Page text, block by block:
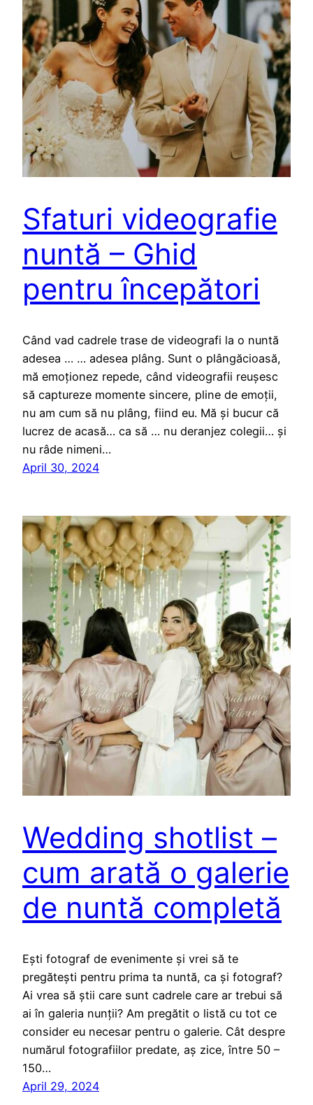
Sfaturi videografie
nuntă – Ghid
pentru începători
Când vad cadrele trase de videografi la o nuntă
adesea … … adesea plâng. Sunt o plângăcioasă,
mă emoționez repede, când videografii reușesc
să captureze momente sincere, pline de emoții,
nu am cum să nu plâng, fiind eu. Mă și bucur că
lucrez de acasă… ca să … nu deranjez colegii… și
nu râde nimeni…
April 30, 2024
Wedding shotlist –
cum arată o galerie
de nuntă completă
Ești fotograf de evenimente și vrei să te
pregătești pentru prima ta nuntă, ca și fotograf?
Ai vrea să știi care sunt cadrele care ar trebui să
ai în galeria nunții? Am pregătit o listă cu tot ce
consider eu necesar pentru o galerie. Cât despre
numărul fotografiilor predate, aș zice, între 50 –
150…
April 29, 2024